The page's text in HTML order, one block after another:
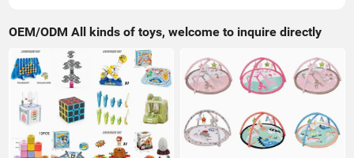
OEM/ODM All kinds of toys, welcome to inquire directly